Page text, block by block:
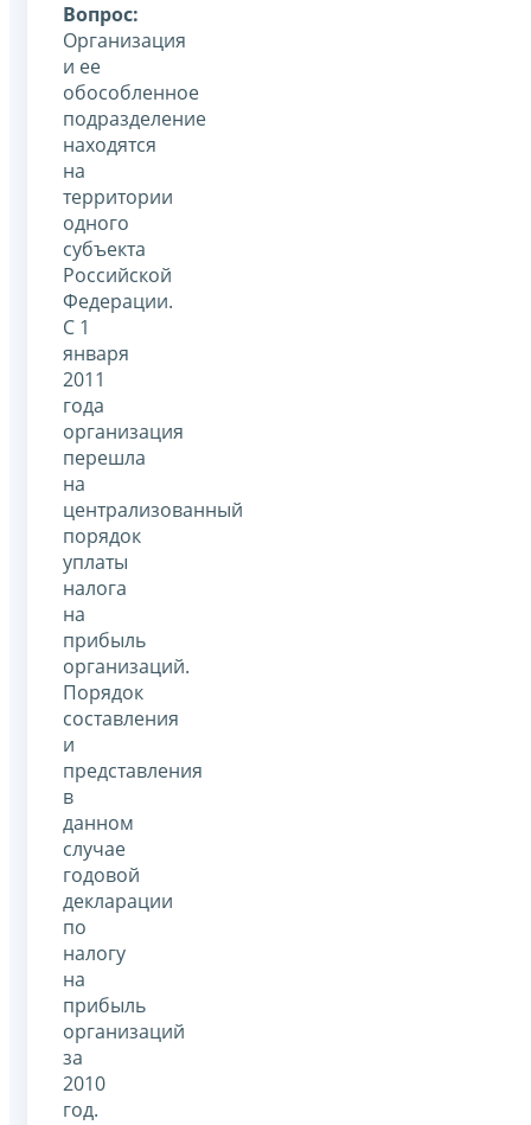
Вопрос:
Организация
и ее
обособленное
подразделение
находятся
на
территории
одного
субъекта
Российской
Федерации.
С 1
января
2011
года
организация
перешла
на
централизованный
порядок
уплаты
налога
на
прибыль
организаций.
Порядок
составления
и
представления
в
данном
случае
годовой
декларации
по
налогу
на
прибыль
организаций
за
2010
год.